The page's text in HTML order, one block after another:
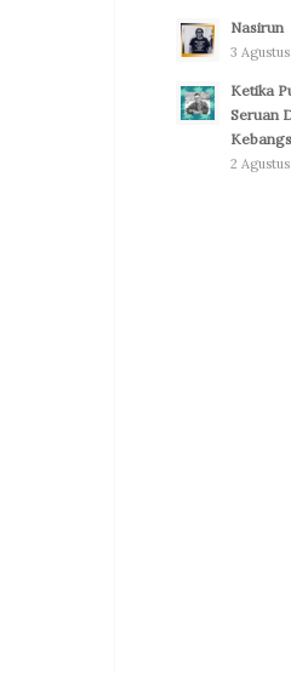
Nasirun
3
Ketika
Seruan
2